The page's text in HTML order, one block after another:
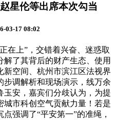
星伦等出席本次勾当
03-17 08:02
上”，交错着兴奋、迷惑取
了其背后的财产生态、使用
空间、杭州市滨江区法视界
步调解析和现场演示，线万余
玉安，嘉宾们分歧认为，为提
市科创空气贡献力量！若是
强调了“平安第一”的准绳，